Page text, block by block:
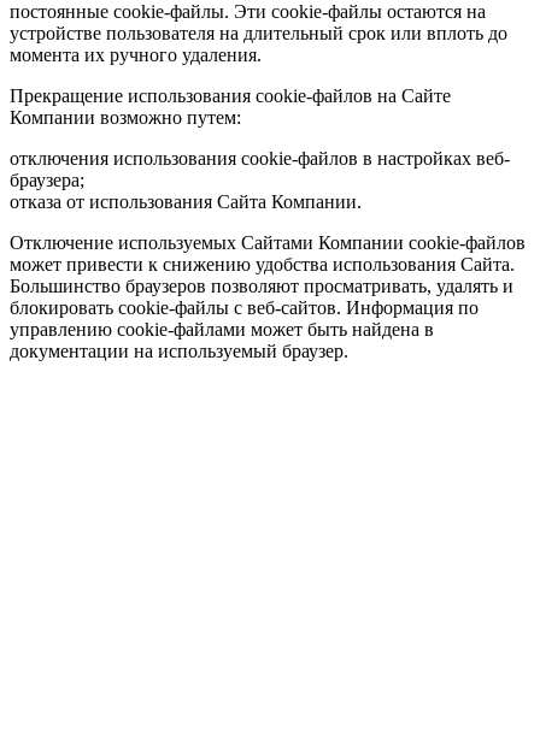
постоянные cookie-файлы. Эти cookie-файлы остаются на
устройстве пользователя на длительный срок или вплоть до
момента их ручного удаления.
Прекращение использования cookie-файлов на Сайте
Компании возможно путем:
отключения использования cookie-файлов в настройках веб-
браузера;
отказа от использования Сайта Компании.
Отключение используемых Сайтами Компании cookie-файлов
может привести к снижению удобства использования Сайта.
Большинство браузеров позволяют просматривать, удалять и
блокировать cookie-файлы c веб-сайтов. Информация по
управлению cookie-файлами может быть найдена в
документации на используемый браузер.